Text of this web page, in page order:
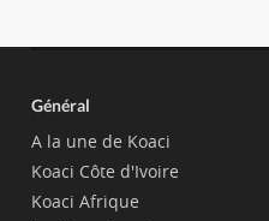
Général
A la une de Koaci
Koaci Côte d'Ivoire
Koaci Afrique